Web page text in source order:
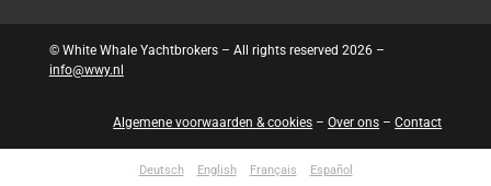
© White Whale Yachtbrokers – All rights reserved 2026 –
info@wwy.nl
Algemene voorwaarden & cookies –Over ons –Contact
Deutsch English Français Español